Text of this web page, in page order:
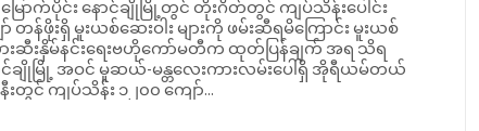
မြောက်ပိုင်း နောင်ချိုမြို့တွင် တိုးဂိတ်တွင် ကျပ်သိန်းပေါင်း
တန်ဖိုးရှိ မူးယစ်ဆေးဝါး များကို ဖမ်းဆီရမိကြောင်း မူးယစ်
ားဆီးနှိမ်နင်းရေးဗဟိုကော်မတီက ထုတ်ပြန်ချက် အရ သိရ
တွင် ကျပ်သိန်း ၁၂၀၀ ကျော်...